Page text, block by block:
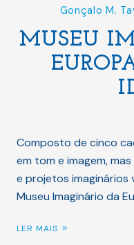
Gonçalo M.
MUSEU
Composto de cinco
em tom e imagem,
e projetos
Museu Imaginário da
LER MAIS